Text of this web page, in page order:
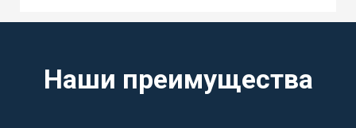
Наши преимущества